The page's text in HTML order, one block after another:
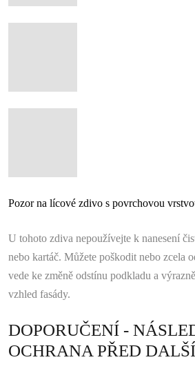
Pozor na lícové zdivo s povrchovou
U tohoto zdiva nepoužívejte k nanesení
nebo kartáč. Můžete poškodit nebo zcela
vede ke změně odstínu podkladu a
vzhled fasády.
DOPORUČENÍ -
OCHRANA PŘED